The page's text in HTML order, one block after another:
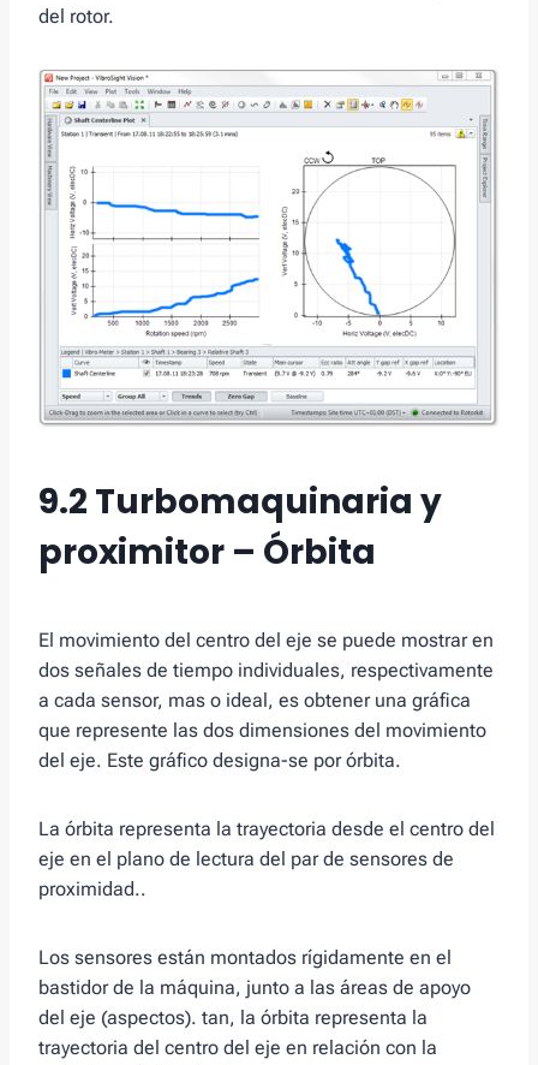
del rotor.
9.2 Turbomaquinaria y
proximitor – Órbita
El movimiento del centro del eje se puede mostrar en
dos señales de tiempo individuales, respectivamente
a cada sensor, mas o ideal, es obtener una gráfica
que represente las dos dimensiones del movimiento
del eje. Este gráfico designa-se por órbita.
La órbita representa la trayectoria desde el centro del
eje en el plano de lectura del par de sensores de
proximidad..
Los sensores están montados rígidamente en el
bastidor de la máquina, junto a las áreas de apoyo
del eje (aspectos). tan, la órbita representa la
trayectoria del centro del eje en relación con la